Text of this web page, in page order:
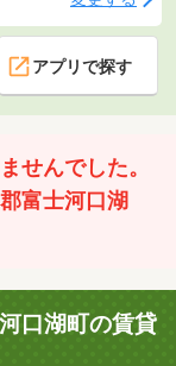
アプリで探す
せんでした。
富士河口湖
口湖町の賃貸